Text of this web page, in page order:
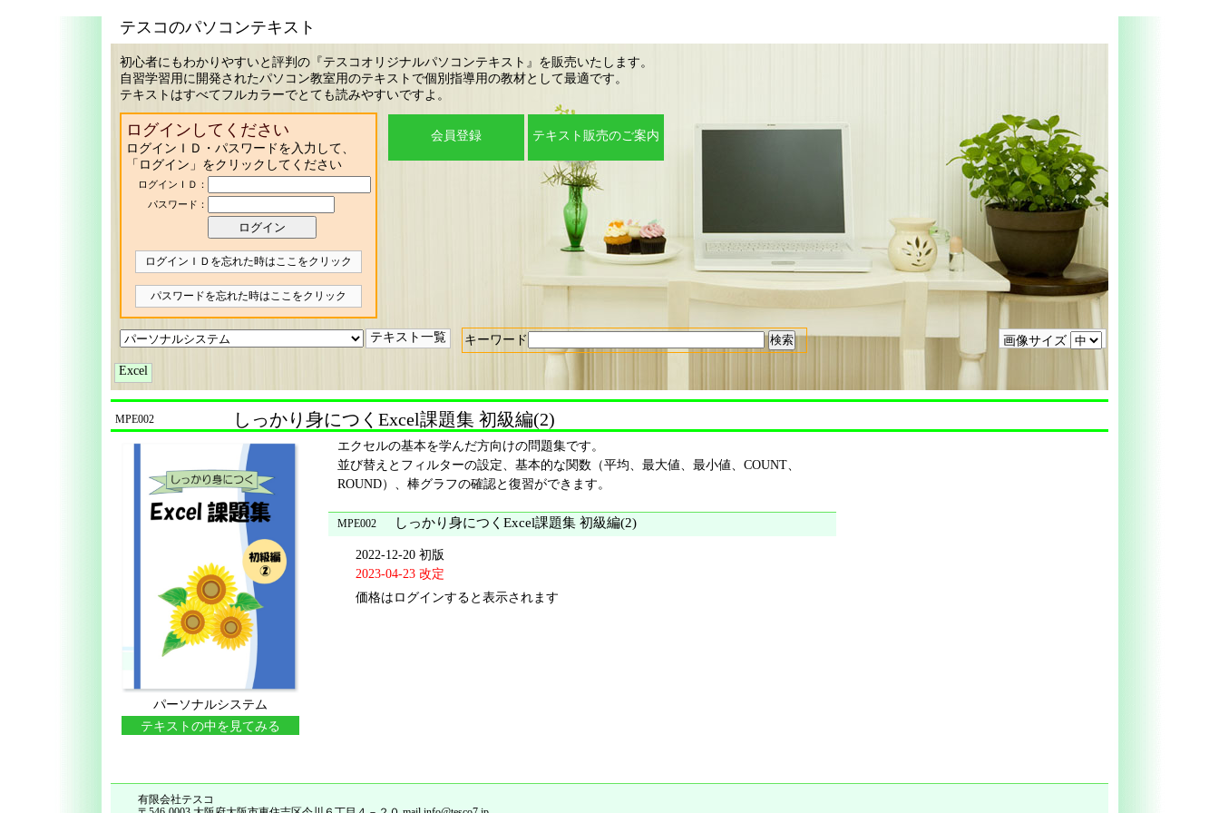
テスコのパソコンテキスト
初心者にもわかりやすいと評判の『テスコオリジナルパソコンテキスト』を販売いたします。
自習学習用に開発されたパソコン教室用のテキストで個別指導用の教材として最適です。
テキストはすべてフルカラーでとても読みやすいですよ。
ログインしてください
ログインＩＤ・パスワードを入力して、
「ログイン」をクリックしてください
ログインＩＤ：
パスワード：
ログインＩＤを忘れた時はここをクリック
パスワードを忘れた時はここをクリック
会員登録 テキスト販売のご案内
テキスト一覧 画像サイズ
キーワード
Excel
MPE002 しっかり身につくExcel課題集 初級編(2)
パーソナルシステム
テキストの中を見てみる
エクセルの基本を学んだ方向けの問題集です。
並び替えとフィルターの設定、基本的な関数（平均、最大値、最小値、COUNT、
ROUND）、棒グラフの確認と復習ができます。
MPE002 しっかり身につくExcel課題集 初級編(2)
2022-12-20 初版
2023-04-23 改定
価格はログインすると表示されます
有限会社テスコ